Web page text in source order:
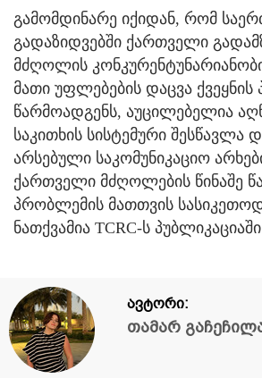
გამომდინარე იქიდან, რომ
გადაზიდვებში ქართველი
მძღოლის
მათი უფლებების დაცვა
წარმოადგენს, აუცილებელია
საკითხის სისტემური შესწავლა
არსებული საკომუნიკაციო
ქართველი მძღოლების წინაშე
პრობლემის მათთვის
ნათქვამია TCRC-ს
ავტორი:
თამარ